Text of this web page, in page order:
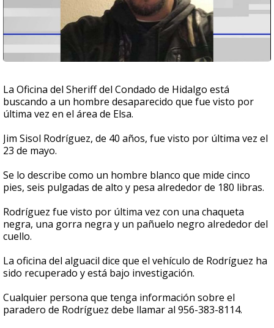
La Oficina del Sheriff del Condado de Hidalgo está
buscando a un hombre desaparecido que fue visto por
última vez en el área de Elsa.
Jim Sisol Rodríguez, de 40 años, fue visto por última vez el
23 de mayo.
Se lo describe como un hombre blanco que mide cinco
pies, seis pulgadas de alto y pesa alrededor de 180 libras.
Rodríguez fue visto por última vez con una chaqueta
negra, una gorra negra y un pañuelo negro alrededor del
cuello.
La oficina del alguacil dice que el vehículo de Rodríguez ha
sido recuperado y está bajo investigación.
Cualquier persona que tenga información sobre el
paradero de Rodríguez debe llamar al 956-383-8114.